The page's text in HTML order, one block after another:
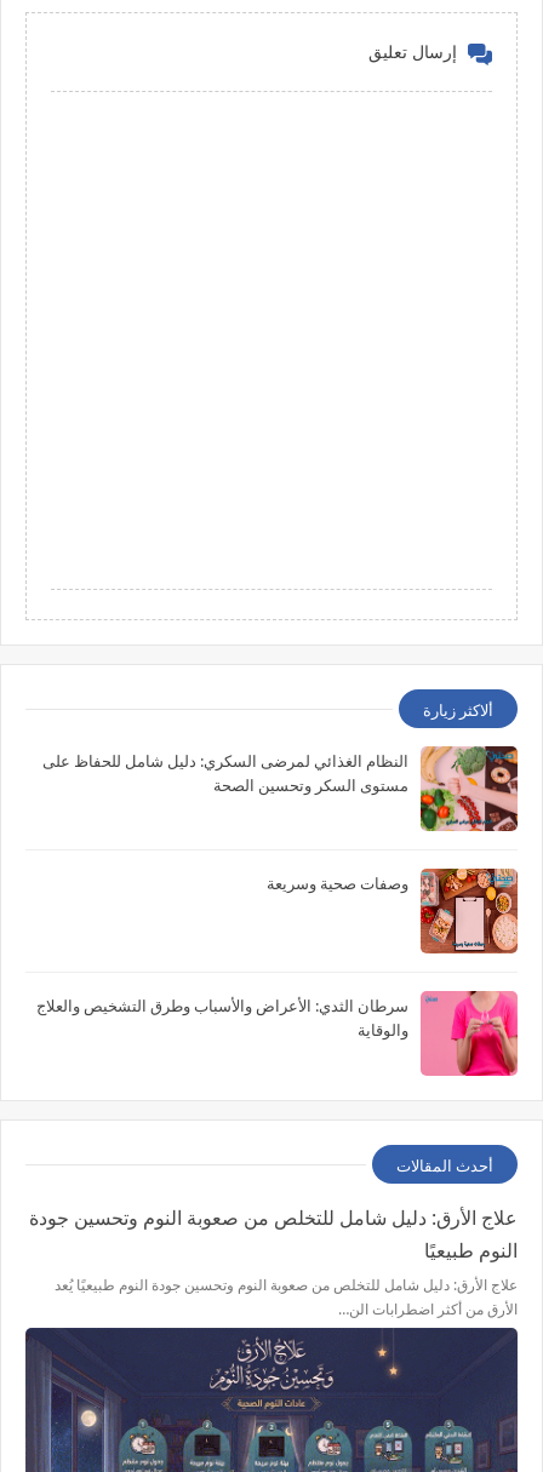
إرسال تعليق
ألاكثر زيارة
النظام الغذائي لمرضى السكري: دليل شامل للحفاظ على
مستوى السكر وتحسين الصحة
وصفات صحية وسريعة
سرطان الثدي: الأعراض والأسباب وطرق التشخيص والعلاج
والوقاية
أحدث المقالات
علاج الأرق: دليل شامل للتخلص من صعوبة النوم وتحسين جودة
النوم طبيعيًا
علاج الأرق: دليل شامل للتخلص من صعوبة النوم وتحسين جودة النوم طبيعيًا يُعد
الأرق من أكثر اضطرابات الن…